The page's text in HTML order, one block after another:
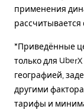
применения
*Приведённые
только для
географией,
другими
тарифы и